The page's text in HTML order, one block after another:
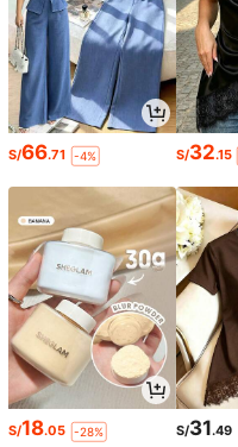
S/66.71 -4% S/32.15
S/18.05 -28% S/31.49